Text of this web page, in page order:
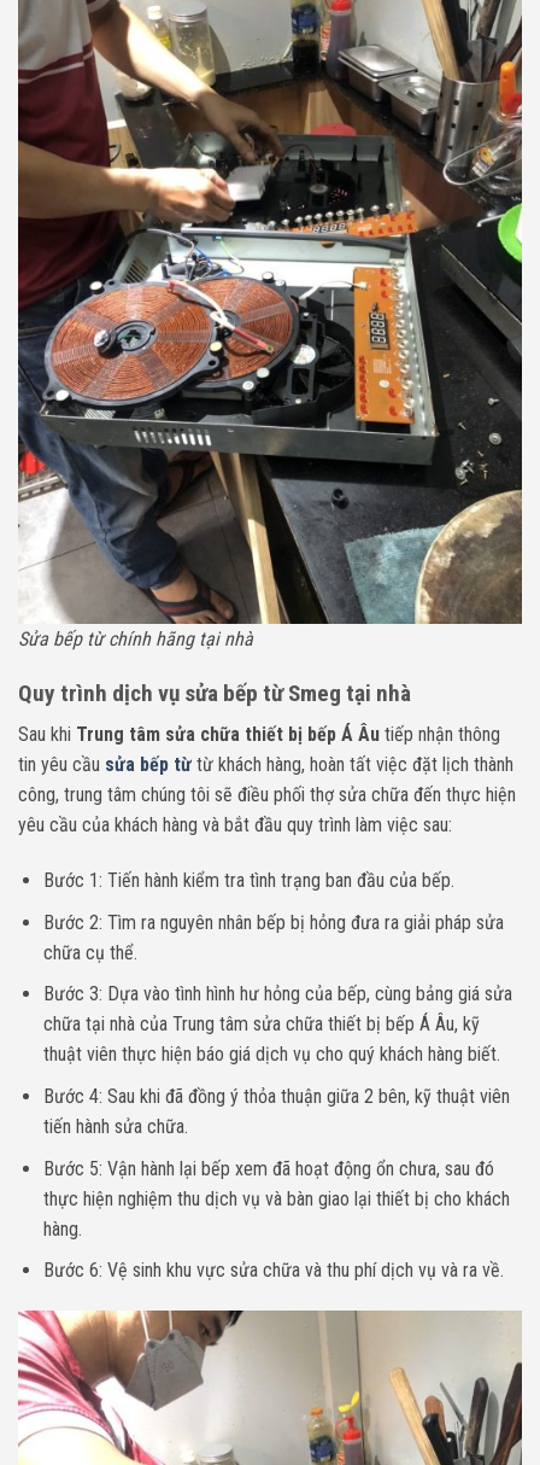
Sửa bếp từ chính hãng tại nhà
Quy trình dịch vụ sửa bếp từ Smeg tại nhà
Sau khi Trung tâm sửa chữa thiết bị bếp Á Âu tiếp nhận thông
tin yêu cầu sửa bếp từ từ khách hàng, hoàn tất việc đặt lịch thành
công, trung tâm chúng tôi sẽ điều phối thợ sửa chữa đến thực hiện
yêu cầu của khách hàng và bắt đầu quy trình làm việc sau:
Bước 1: Tiến hành kiểm tra tình trạng ban đầu của bếp.
Bước 2: Tìm ra nguyên nhân bếp bị hỏng đưa ra giải pháp sửa
chữa cụ thể.
Bước 3: Dựa vào tình hình hư hỏng của bếp, cùng bảng giá sửa
chữa tại nhà của Trung tâm sửa chữa thiết bị bếp Á Âu, kỹ
thuật viên thực hiện báo giá dịch vụ cho quý khách hàng biết.
Bước 4: Sau khi đã đồng ý thỏa thuận giữa 2 bên, kỹ thuật viên
tiến hành sửa chữa.
Bước 5: Vận hành lại bếp xem đã hoạt động ổn chưa, sau đó
thực hiện nghiệm thu dịch vụ và bàn giao lại thiết bị cho khách
hàng.
Bước 6: Vệ sinh khu vực sửa chữa và thu phí dịch vụ và ra về.